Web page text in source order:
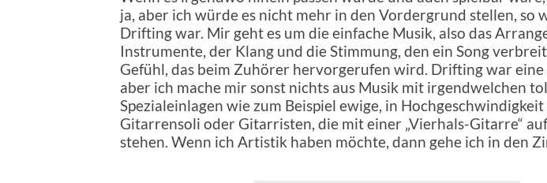
ja, aber ich würde es nicht mehr in den Vordergrund stellen, so
Drifting war. Mir geht es um die einfache Musik, also das
Instrumente, der Klang und die Stimmung, den ein Song
Gefühl, das beim Zuhörer hervorgerufen wird. Drifting war eine
aber ich mache mir sonst nichts aus Musik mit irgendwelchen
Spezialeinlagen wie zum Beispiel ewige, in
Gitarrensoli oder Gitarristen, die mit einer „Vierhals-Gitarre“
stehen. Wenn ich Artistik haben möchte, dann gehe ich in den